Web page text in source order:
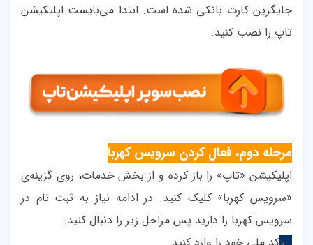
جایگزین کارت بانکی شده است. ابتدا می‌بایست اپلیکیشن
تاپ را نصب کنید.
مرحله دوم، فعال کردن سرویس کهربا
اپلیکیشن «تاپ» را باز کرده و از بخش خدمات، روی گزینه‌ی
«سرویس کهربا» کلیک کنید. در ادامه نیاز به ثبت نام در
سرویس کهربا را دارید پس مراحل زیر را دنبال کنید:
←